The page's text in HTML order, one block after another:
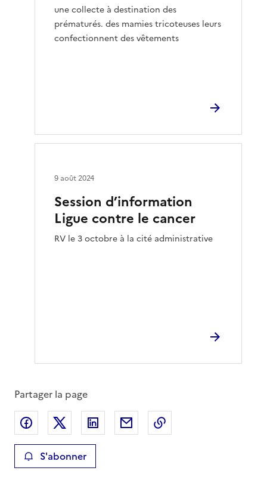
une collecte à destination des
prématurés. des mamies tricoteuses leurs
confectionnent des vêtements
Session d’information
Ligue contre le cancer
RV le 3 octobre à la cité administrative
9 août 2024
Partager la page
Partager sur Facebook
Partager sur XPartager sur LinkedIn
Partager par email
S'abonner